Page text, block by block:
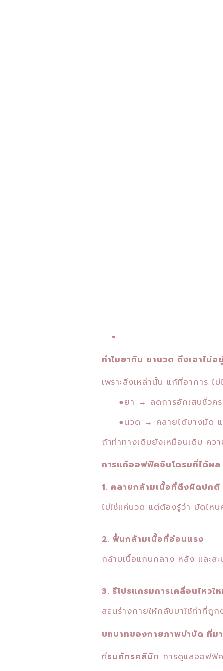
ทำไมยากิน ยานวด ถึงเอาไม่อ
เพราะสิ่งเหล่านั้น แก้ที่อาการ ไ
●ยา → ลดการอักเสบชั่วคร
●นวด → คลายได้บางมัด แ
ถ้าท่าทางเดิมยังเหมือนเดิม คว
การแก้ออฟฟิศซินโดรมที่ได้ผ
1. คลายกล้ามเนื้อที่ตึงผิดปกติ
ไม่ใช่แค่นวด แต่ต้องรู้ว่า มัดไห
2. ฟื้นกล้ามเนื้อที่อ่อนแรง
กล้ามเนื้อแกนกลาง หลัง และ
3. รีโปรแกรมการเคลื่อนไหวใ
สอนร่างกายให้กลับมาใช้ท่าที่ถู
บทบาทของกายภาพบำบัด ที่ม
ที่ธนภัทรคลินิก การดูแลออฟฟิศ